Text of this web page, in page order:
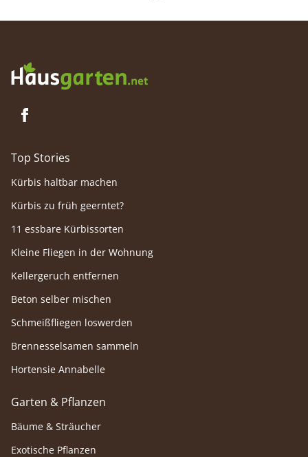
Top Stories
Kürbis haltbar machen
Kürbis zu früh geerntet?
11 essbare Kürbissorten
Kleine Fliegen in der Wohnung
Kellergeruch entfernen
Beton selber mischen
Schmeißfliegen loswerden
Brennesselsamen sammeln
Hortensie Annabelle
Garten & Pflanzen
Bäume & Sträucher
Exotische Pflanzen